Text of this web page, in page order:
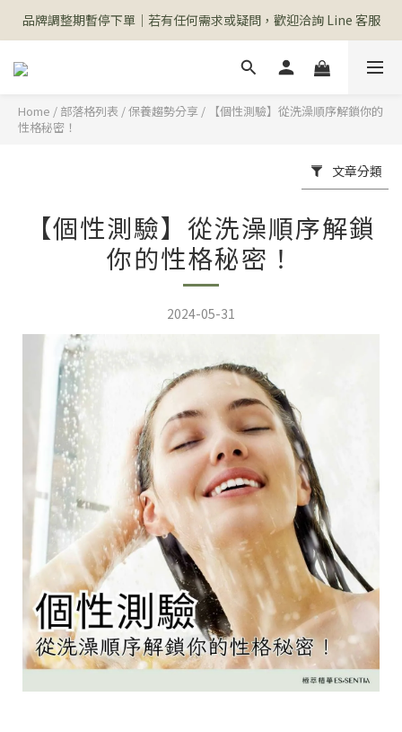
品牌調整期暫停下單｜若有任何需求或疑問，歡迎洽詢 Line 客服
Home / 部落格列表 /保養趨勢分享 /
【個性測驗】從洗澡順序解鎖你的
性格秘密！
文章分類
【個性測驗】從洗澡順序解鎖
你的性格秘密！
2024-05-31